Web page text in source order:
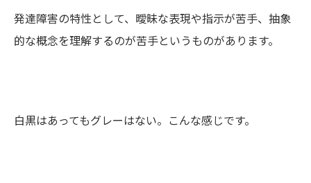
発達障害の特性として、曖昧な表現や指示が苦手、抽象
的な概念を理解するのが苦手というものがあります。
白黒はあってもグレーはない。こんな感じです。